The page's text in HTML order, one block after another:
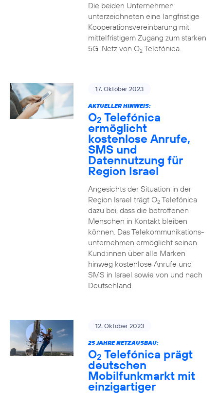
Die beiden Unternehmen
unterzeichneten eine langfristige
Kooperationsvereinbarung mit
mittelfristigem Zugang zum starken
5G-Netz von O2Telefónica.
17. Oktober 2023
AKTUELLER HINWEIS:
O2 Telefónica
ermöglicht
kostenlose Anrufe,
SMS und
Datennutzung für
Region Israel
Angesichts der Situation in der
Region Israel trägt O2Telefónica
dazu bei, dass die betroffenen
Menschen in Kontakt bleiben
können. Das Telekommunikations­
unternehmen ermöglicht seinen
Kund:innen über alle Marken
hinweg kostenlose Anrufe und
SMS in Israel sowie von und nach
Deutschland.
12. Oktober 2023
25 JAHRE NETZAUSBAU:
O2 Telefónica prägt
deutschen
Mobilfunkmarkt mit
einzigartiger